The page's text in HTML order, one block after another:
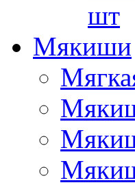
шт
Мякиши